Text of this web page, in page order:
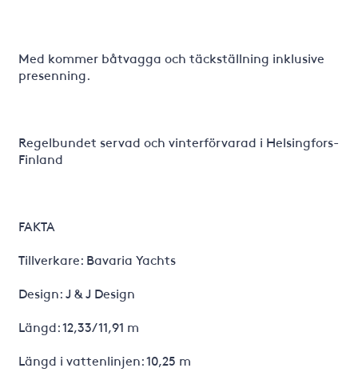
Med kommer båtvagga och täckställning inklusive
presenning.
Regelbundet servad och vinterförvarad i Helsingfors-
Finland
FAKTA
Tillverkare: Bavaria Yachts
Design: J & J Design
Längd: 12,33/ 11,91 m
Längd i vattenlinjen: 10,25 m